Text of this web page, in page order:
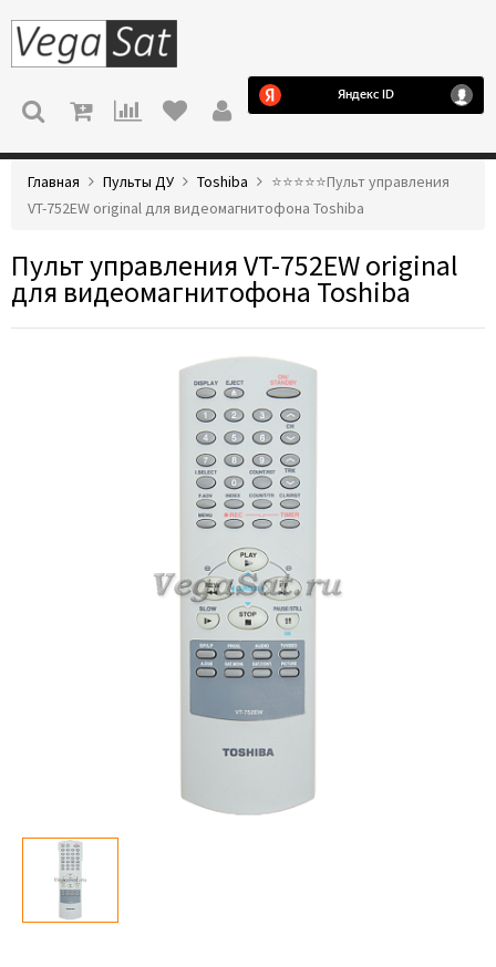
МЕНЮ
Главная Пульты ДУ Toshiba
⭐️⭐️⭐️⭐️⭐️Пульт управления
VT-752EW original для видеомагнитофона Toshiba
Пульт управления VT-752EW original
для видеомагнитофона Toshiba